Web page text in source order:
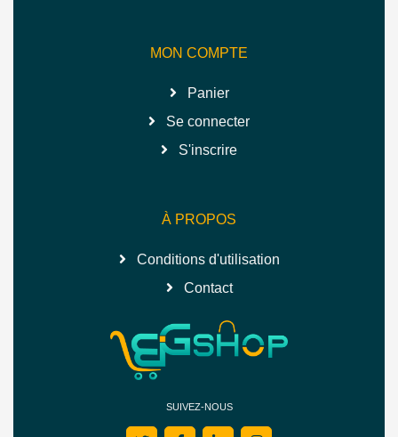
MON COMPTE
Panier
Se connecter
S'inscrire
À PROPOS
Conditions d'utilisation
Contact
SUIVEZ-NOUS